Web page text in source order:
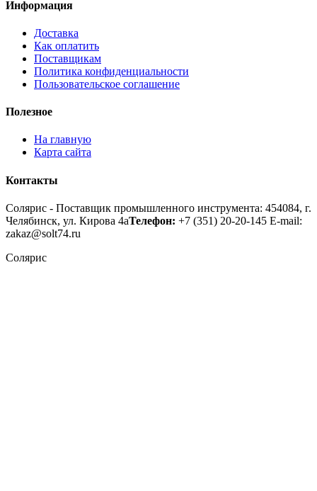
Информация
Доставка
Как оплатить
Поставщикам
Политика конфиденциальности
Пользовательское соглашение
Полезное
На главную
Карта сайта
Контакты
Солярис - Поставщик промышленного инструмента: 454084, г.
Челябинск, ул. Кирова 4аТелефон: +7 (351) 20-20-145 E-mail:
zakaz@solt74.ru
Солярис